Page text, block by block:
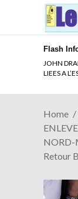
Flash
Quand
Home
NORD-
Retour